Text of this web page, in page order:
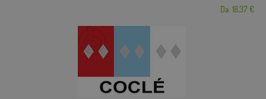
Da: 18,37 €